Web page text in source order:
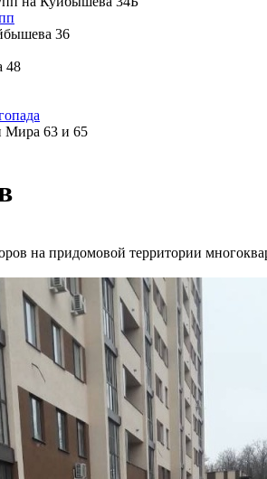
36
48
Мира 63 и 65
на придомовой территории